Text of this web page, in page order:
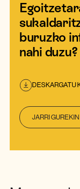
buruzko
nahi duzu?
DESKARGATU
JARRI